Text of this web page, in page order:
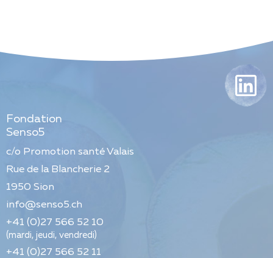
Fondation
Senso5
c/o Promotion santé Valais
Rue de la Blancherie 2
1950 Sion
info@senso5.ch
+41 (0)27 566 52 10
(mardi, jeudi, vendredi)
+41 (0)27 566 52 11